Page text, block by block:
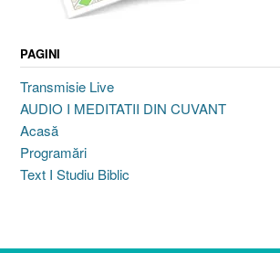
PAGINI
Transmisie Live
AUDIO I MEDITATII DIN CUVANT
Acasă
Programări
Text I Studiu Biblic